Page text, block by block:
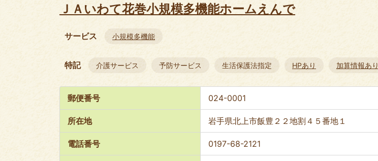
ＪＡいわて花巻小規模多機能ホームえんで
サービス 小規模多機能
特記 介護サービス 予防サービス 生活保護法指定 HPあり 加算情報あり
郵便番号 024-0001
所在地 岩手県北上市飯豊２２地割４５番地１
電話番号 0197-68-2121